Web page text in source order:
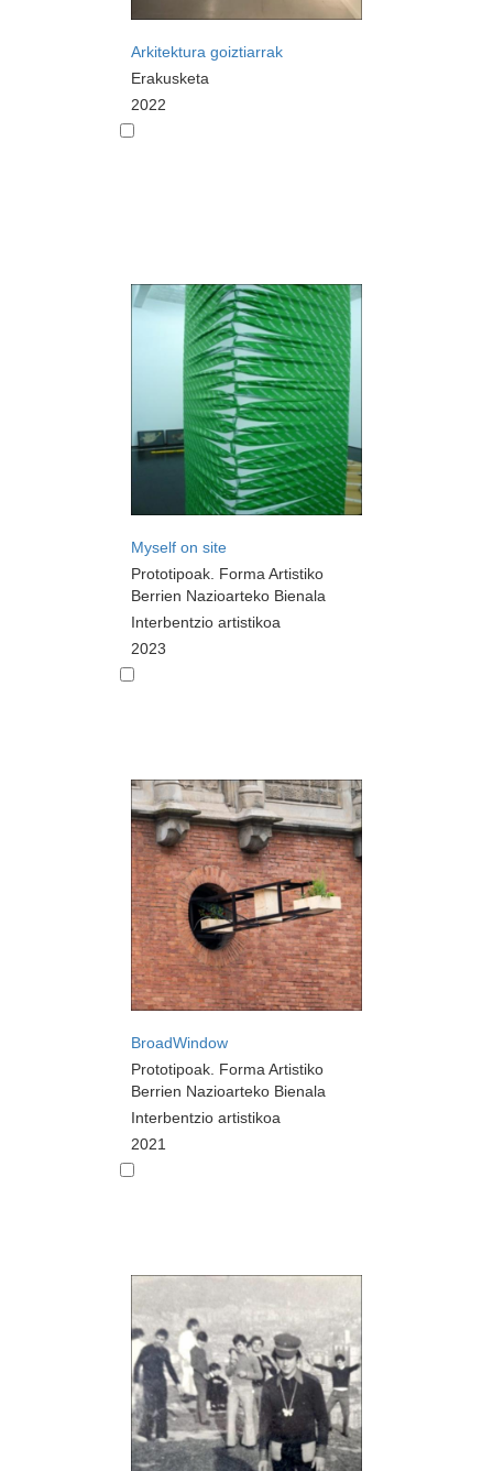
Arkitektura goiztiarrak
Erakusketa
2022
Myself on site
Prototipoak. Forma Artistiko
Berrien Nazioarteko Bienala
Interbentzio artistikoa
2023
BroadWindow
Prototipoak. Forma Artistiko
Berrien Nazioarteko Bienala
Interbentzio artistikoa
2021